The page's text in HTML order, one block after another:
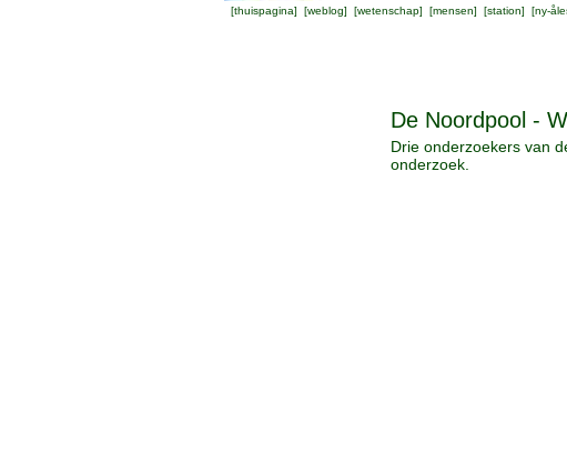
[thuispagina] [weblog] [wetenschap] [mensen] [station] [ny-
De Noordpool -
Drie onderzoekers van
onderzoek.